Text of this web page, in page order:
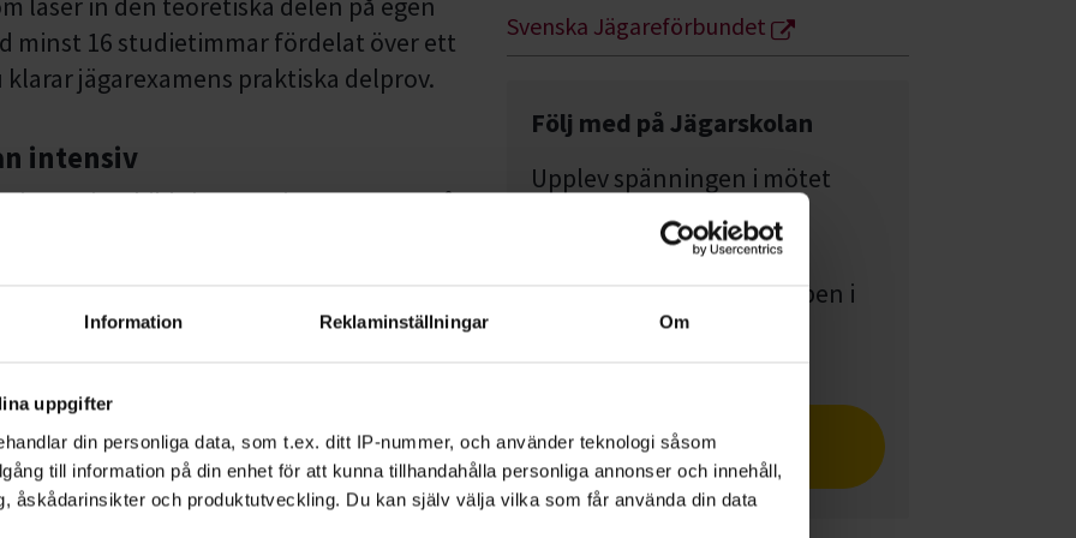
Information Reklaminställningar Om
uppgifter
din personliga data, som t.ex. ditt IP-nummer, och använder teknologi såsom
till information på din enhet för att kunna tillhandahålla personliga annonser och innehåll,
åskådarinsikter och produktutveckling. Du kan själv välja vilka som får använda din data
minst 16 studietimmar fördelat över ett
jägarexamens praktiska delprov.
intensiv
intensivutbildning som inte tummar på
krav på dig som ska delta. Du
mycket tid på självstudier innan och
ha erfarenhet av att handskas med
minst fyra studieveckor, självstudier
Kursens mål är att du klarar en
distans
Svenska Jägareförbundet
Följ med på Jägarskolan
Upplev spänningen i mötet
med viltet, stillheten i
naturen, ensamheten på
älgpasset och gemenskapen i
Läs om Jägarskolan i
tidningen Cirkeln